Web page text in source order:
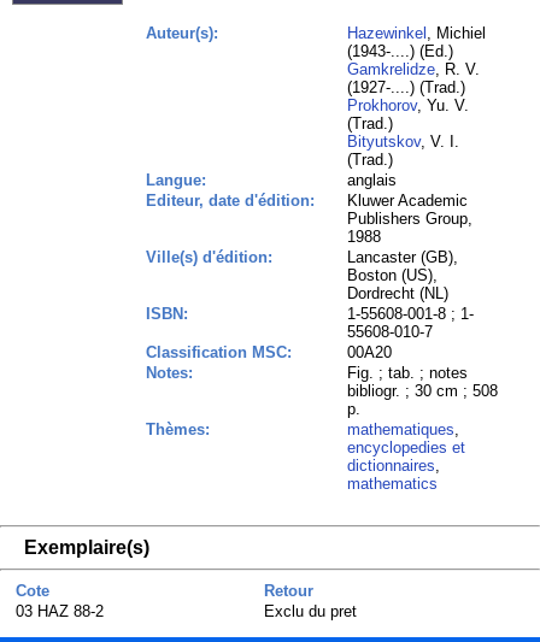
Auteur(s): Hazewinkel , Michiel
(1943-....) (Ed.)
Gamkrelidze, R. V.
(1927-....) (Trad.)
Prokhorov, Yu. V.
(Trad.)
Bityutskov, V. I.
(Trad.)
Langue:
anglais
Editeur, date d'édition:
Kluwer Academic
Publishers Group,
1988
Ville(s) d'édition:
Lancaster (GB),
Boston (US),
Dordrecht (NL)
ISBN:
1-55608-001-8 ; 1-
55608-010-7
Classification MSC:
00A20
Notes:
Fig. ; tab. ; notes
bibliogr. ; 30 cm ; 508
p.
Thèmes:
mathematiques,
encyclopedies et
dictionnaires,
mathematics
Exemplaire(s)
Cote
Retour
03 HAZ 88-2
Exclu du pret